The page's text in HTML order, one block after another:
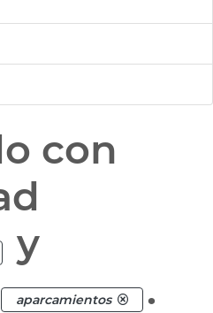
con
y
aparcamientos .